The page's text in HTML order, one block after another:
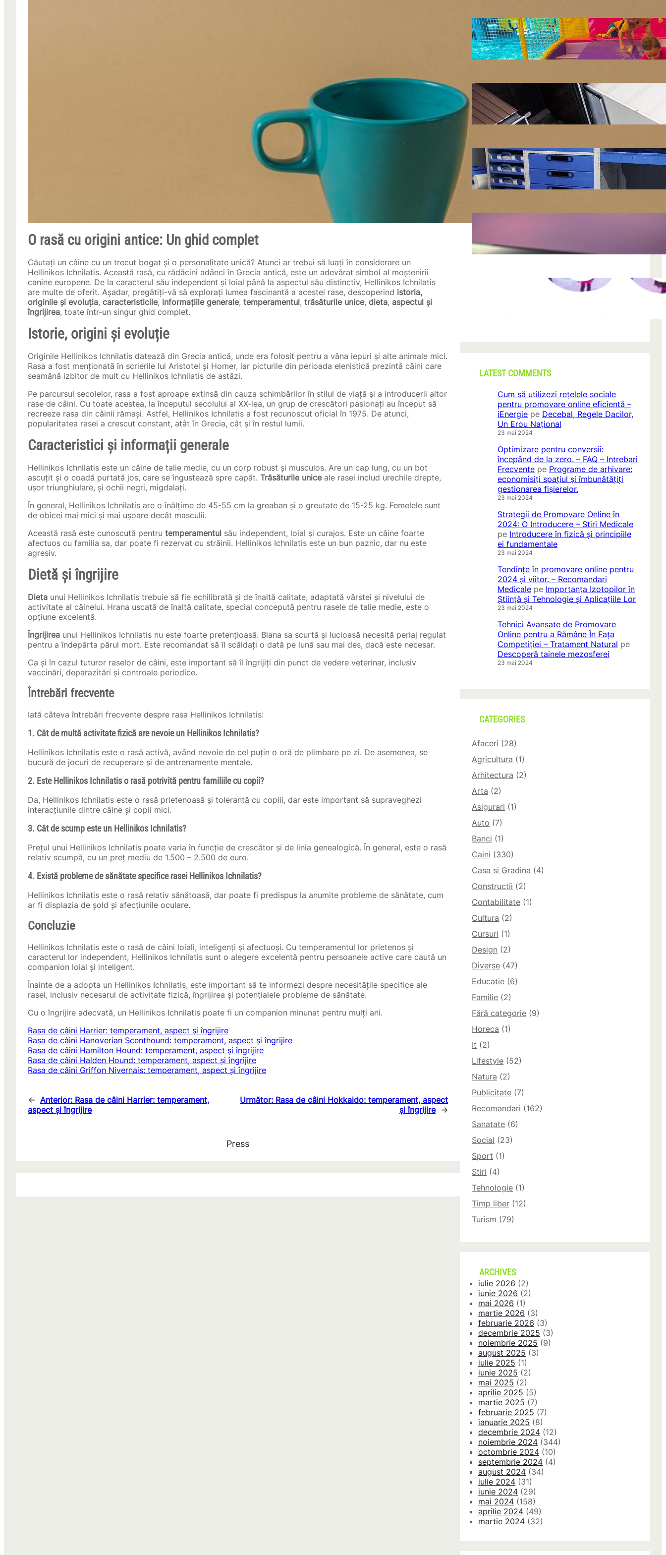
O rasă cu origini antice: Un ghid complet
Căutați un câine cu un trecut bogat și o personalitate unică? Atunci ar trebui să luați în considerare un
Hellinikos Ichnilatis. Această rasă, cu rădăcini adânci în Grecia antică, este un adevărat simbol al moștenirii
canine europene. De la caracterul său independent și loial până la aspectul său distinctiv, Hellinikos Ichnilatis
are multe de oferit. Așadar, pregătiți-vă să explorați lumea fascinantă a acestei rase, descoperind istoria,
originile și evoluția, caracteristicile, informațiile generale, temperamentul, trăsăturile unice, dieta, aspectul și
îngrijirea, toate într-un singur ghid complet.
Istorie, origini și evoluție
Originile Hellinikos Ichnilatis datează din Grecia antică, unde era folosit pentru a vâna iepuri și alte animale mici.
Rasa a fost menționată în scrierile lui Aristotel și Homer, iar picturile din perioada elenistică prezintă câini care
seamănă izbitor de mult cu Hellinikos Ichnilatis de astăzi.
Pe parcursul secolelor, rasa a fost aproape extinsă din cauza schimbărilor în stilul de viață și a introducerii altor
rase de câini. Cu toate acestea, la începutul secolului al XX-lea, un grup de crescători pasionați au început să
recreeze rasa din câinii rămași. Astfel, Hellinikos Ichnilatis a fost recunoscut oficial în 1975. De atunci,
popularitatea rasei a crescut constant, atât în Grecia, cât și în restul lumii.
Caracteristici și informații generale
Hellinikos Ichnilatis este un câine de talie medie, cu un corp robust și musculos. Are un cap lung, cu un bot
ascuțit și o coadă purtată jos, care se îngustează spre capăt. Trăsăturile uniceale rasei includ urechile drepte,
ușor triunghiulare, și ochii negri, migdalați.
În general, Hellinikos Ichnilatis are o înălțime de 45-55 cm la greaban și o greutate de 15-25 kg. Femelele sunt
de obicei mai mici și mai ușoare decât masculii.
Această rasă este cunoscută pentru temperamentul său independent, loial și curajos. Este un câine foarte
afectuos cu familia sa, dar poate fi rezervat cu străinii. Hellinikos Ichnilatis este un bun paznic, dar nu este
agresiv.
Dietă și îngrijire
Dieta unui Hellinikos Ichnilatis trebuie să fie echilibrată și de înaltă calitate, adaptată vârstei și nivelului de
activitate al câinelui. Hrana uscată de înaltă calitate, special concepută pentru rasele de talie medie, este o
opțiune excelentă.
Îngrijirea unui Hellinikos Ichnilatis nu este foarte pretențioasă. Blana sa scurtă și lucioasă necesită periaj regulat
pentru a îndepărta părul mort. Este recomandat să îl scăldați o dată pe lună sau mai des, dacă este necesar.
Ca și în cazul tuturor raselor de câini, este important să îl îngrijiți din punct de vedere veterinar, inclusiv
vaccinări, deparazitări și controale periodice.
Întrebări frecvente
Iată câteva întrebări frecvente despre rasa Hellinikos Ichnilatis:
1. Cât de multă activitate fizică are nevoie un Hellinikos Ichnilatis?
Hellinikos Ichnilatis este o rasă activă, având nevoie de cel puțin o oră de plimbare pe zi. De asemenea, se
bucură de jocuri de recuperare și de antrenamente mentale.
2. Este Hellinikos Ichnilatis o rasă potrivită pentru familiile cu copii?
Da, Hellinikos Ichnilatis este o rasă prietenoasă și tolerantă cu copiii, dar este important să supraveghezi
interacțiunile dintre câine și copii mici.
3. Cât de scump este un Hellinikos Ichnilatis?
Prețul unui Hellinikos Ichnilatis poate varia în funcție de crescător și de linia genealogică. În general, este o rasă
relativ scumpă, cu un preț mediu de 1.500 – 2.500 de euro.
4. Există probleme de sănătate specifice rasei Hellinikos Ichnilatis?
Hellinikos Ichnilatis este o rasă relativ sănătoasă, dar poate fi predispus la anumite probleme de sănătate, cum
ar fi displazia de șold și afecțiunile oculare.
Concluzie
Hellinikos Ichnilatis este o rasă de câini loiali, inteligenți și afectuoși. Cu temperamentul lor prietenos și
caracterul lor independent, Hellinikos Ichnilatis sunt o alegere excelentă pentru persoanele active care caută un
companion loial și inteligent.
Înainte de a adopta un Hellinikos Ichnilatis, este important să te informezi despre necesitățile specifice ale
rasei, inclusiv necesarul de activitate fizică, îngrijirea și potențialele probleme de sănătate.
Cu o îngrijire adecvată, un Hellinikos Ichnilatis poate fi un companion minunat pentru mulți ani.
Rasa de câini Harrier: temperament, aspect și îngrijire
Rasa de câini Hanoverian Scenthound: temperament, aspect și îngrijire
Rasa de câini Hamilton Hound: temperament, aspect și îngrijire
Rasa de câini Halden Hound: temperament, aspect și îngrijire
Rasa de câini Griffon Nivernais: temperament, aspect și îngrijire
← Anterior: Rasa de câini Harrier: temperament,
aspect și îngrijire
Următor: Rasa de câini Hokkaido: temperament, aspect
și îngrijire →
Press
Soluții pentru părinții care vor să își vadă
copiii explorând în loc să stea pe
telefoane
iul. 25, 2026
Ce soluție de urmărire GPS este
recomandată pentru transport marfă
iul. 2, 2026
Atelier mobil: cum transformi o dubă
obișnuită într-un spațiu de lucru care
chiar funcționează
iun. 24, 2026
iun. 23, 2026
CONI FEST 2026 – o editie record prin
LATEST COMMENTS
Cum să utilizezi rețelele sociale
pentru promovare online eficientă –
iEnergie pe Decebal, Regele Dacilor,
Un Erou Național
23 mai 2024
Optimizare pentru conversii:
începând de la zero. – FAQ – Intrebari
Frecvente pe Programe de arhivare:
economisiți spațiul și îmbunătățiți
gestionarea fișierelor.
23 mai 2024
Strategii de Promovare Online în
2024: O Introducere – Stiri Medicale
pe Introducere în fizică și principiile
ei fundamentale
23 mai 2024
Tendințe în promovare online pentru
2024 și viitor. – Recomandari
Medicale pe Importanța Izotopilor în
Știință și Tehnologie și Aplicațiile Lor
23 mai 2024
Tehnici Avansate de Promovare
Online pentru a Rămâne În Fața
Competiției – Tratament Natural pe
Descoperă tainele mezosferei
23 mai 2024
CATEGORIES
Afaceri (28)
Agricultura (1)
Arhitectura (2)
Arta (2)
Asigurari (1)
Auto (7)
Banci (1)
Caini (330)
Casa si Gradina (4)
Constructii (2)
Contabilitate (1)
Cultura (2)
Cursuri (1)
Design (2)
Diverse (47)
Educatie (6)
Familie (2)
Fără categorie (9)
Horeca (1)
It (2)
Lifestyle (52)
Natura (2)
Publicitate (7)
Recomandari (162)
Sanatate (6)
Social (23)
Sport (1)
Stiri (4)
Tehnologie (1)
Timp liber (12)
Turism (79)
ARCHIVES
iulie 2026 (2)
iunie 2026 (2)
mai 2026 (1)
martie 2026 (3)
februarie 2026 (3)
decembrie 2025 (3)
noiembrie 2025 (9)
august 2025 (3)
iulie 2025 (1)
iunie 2025 (2)
mai 2025 (2)
aprilie 2025 (5)
martie 2025 (7)
februarie 2025 (7)
ianuarie 2025 (8)
decembrie 2024 (12)
noiembrie 2024 (344)
octombrie 2024 (10)
septembrie 2024 (4)
august 2024 (34)
iulie 2024 (31)
iunie 2024 (29)
mai 2024 (158)
aprilie 2024 (49)
martie 2024 (32)